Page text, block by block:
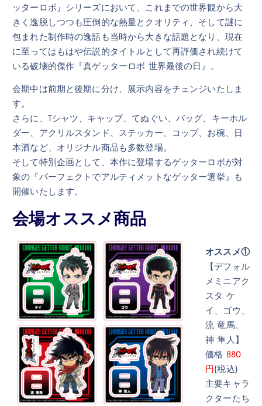
ッターロボ』シリーズにおいて、これまでの世界観から大
きく逸脱しつつも圧倒的な熱量とクオリティ、そして謎に
包まれた制作時の逸話も当時から大きな話題となり、現在
に至ってはもはや伝説的タイトルとして再評価され続けて
いる破壊的傑作『真ゲッターロボ 世界最後の日』。
会期中は前期と後期に分け、展示内容をチェンジいたしま
す。
さらに、Tシャツ、キャップ、てぬぐい、バッグ、キーホル
ダー、アクリルスタンド、ステッカー、コップ、お椀、日
本酒など、オリジナル商品も多数登場。
そして特別企画として、本作に登場するゲッターロボが対
象の『パーフェクトでアルティメットなゲッター選挙』も
開催いたします。
会場オススメ商品
オススメ①
【デフォル
メミニアク
スタ ケ
イ、ゴウ、
流 竜馬、
神 隼人】
価格 880
円(税込)
主要キャラ
クターたち